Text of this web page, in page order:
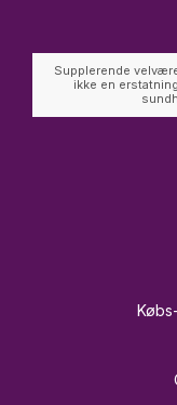
Supplerende
ikke en